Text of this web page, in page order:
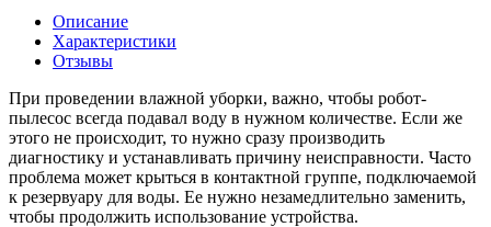
Описание
Характеристики
Отзывы
При проведении влажной уборки, важно, чтобы робот-
пылесос всегда подавал воду в нужном количестве. Если же
этого не происходит, то нужно сразу производить
диагностику и устанавливать причину неисправности. Часто
проблема может крыться в контактной группе, подключаемой
к резервуару для воды. Ее нужно незамедлительно заменить,
чтобы продолжить использование устройства.